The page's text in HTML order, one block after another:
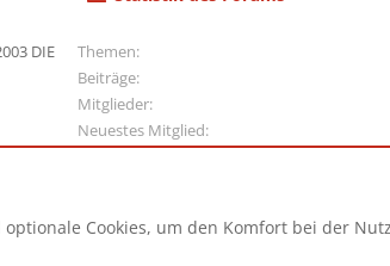
DIE
Themen
Beiträge
Mitglieder
Neuestes Mitglied
Cookies, um den Komfort bei der